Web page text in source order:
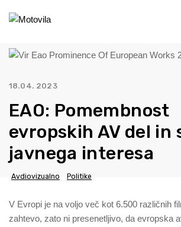
18.04. 2023
EAO: Pomembnost
evropskih AV del in
javnega interesa
Avdiovizualno Politike
V Evropi je na voljo več kot 6.500 različnih
zahtevo, zato ni presenetljivo, da evropska